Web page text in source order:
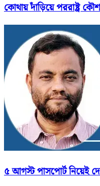
কোথায় দাঁড়িয়ে পররাষ্ট্র
৫ আগস্ট পাসপোর্ট নিয়েই